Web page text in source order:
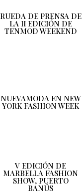
RUEDA DE PRENSA DE
LA II EDICIÓN DE
TENMOD WEEKEND
NUEVAMODA EN NEW
YORK FASHION WEEK
V EDICIÓN DE
MARBELLA FASHION
SHOW, PUERTO
BANÚS